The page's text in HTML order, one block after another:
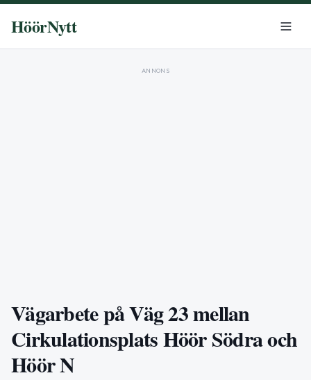
HöörNytt
ANNONS
Vägarbete på Väg 23 mellan
Cirkulationsplats Höör Södra och
Höör N